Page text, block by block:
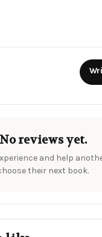
No reviews yet.
and help
their next book.